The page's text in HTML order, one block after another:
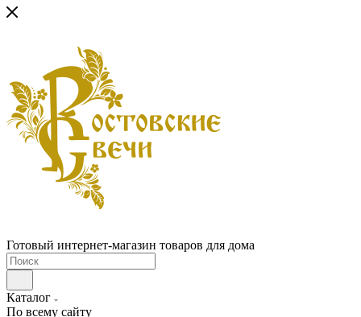
Готовый интернет-магазин товаров для дома
Каталог
По всему сайту